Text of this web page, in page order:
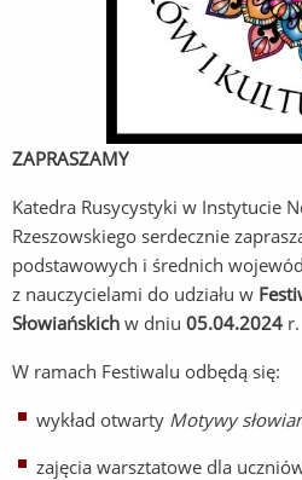
ZAPRASZAMY
Katedra Rusycystyki w Instytucie
Rzeszowskiego serdecznie
podstawowych i średnich
z nauczycielami do udziału w
Słowiańskich w dniu 05.04.2024 r.
W ramach Festiwalu odbędą się:
wykład otwarty Motywy
zajęcia warsztatowe dla